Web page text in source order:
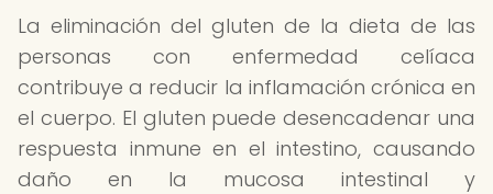
La eliminación del gluten de la dieta de las
personas con enfermedad celíaca
contribuye a reducir la inflamación crónica en
el cuerpo. El gluten puede desencadenar una
respuesta inmune en el intestino, causando
daño en la mucosa intestinal y